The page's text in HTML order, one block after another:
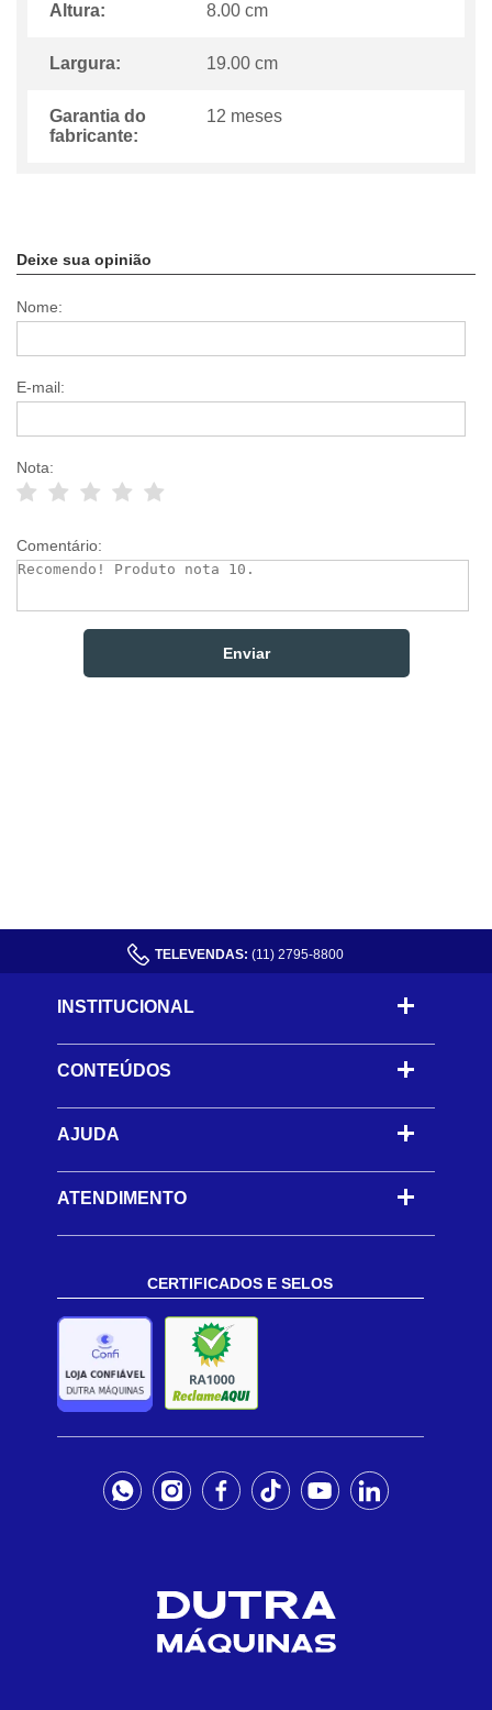
Altura: 8.00 cm
Largura: 19.00 cm
Garantia do
fabricante:
12 meses
Deixe sua opinião
Nome:
E-mail:
Nota:
Comentário:
TELEVENDAS: (11) 2795-8800
INSTITUCIONAL
CONTEÚDOS -
AJUDA -
ATENDIMENTO
CERTIFICADOS E SELOS